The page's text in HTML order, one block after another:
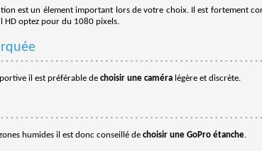
est un élement important lors de votre choix. Il est fortement
optez pour du 1080 pixels.
il est préférable de choisir une caméralégère et discrète.
humides il est donc conseillé de choisir une GoPro étanche.